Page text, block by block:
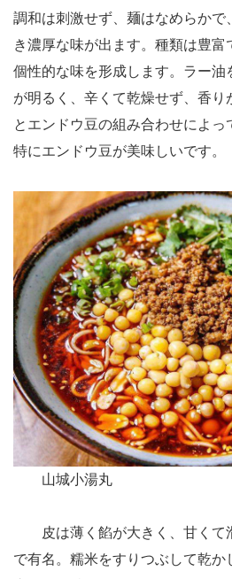
調和は刺激せず、麺はなめらかで
き濃厚な味が出ます。種類は豊富
個性的な味を形成します。ラー油
が明るく、辛くて乾燥せず、香
とエンドウ豆の組み合わせによっ
特にエンドウ豆が美味しいです。
山城小湯丸
皮は薄く餡が大きく、甘くて
で有名。糯米をすりつぶして乾